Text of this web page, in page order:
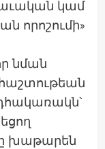
կամ
որոշումի»
նման
խաթարեն